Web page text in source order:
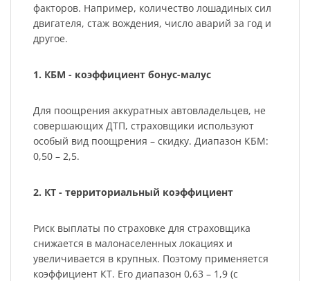
факторов. Например, количество лошадиных сил
двигателя, стаж вождения, число аварий за год и
другое.
1. КБМ - коэффициент бонус-малус
Для поощрения аккуратных автовладельцев, не
совершающих ДТП, страховщики используют
особый вид поощрения – скидку. Диапазон КБМ:
0,50 – 2,5.
2. КТ - территориальный коэффициент
Риск выплаты по страховке для страховщика
снижается в малонаселенных локациях и
увеличивается в крупных. Поэтому применяется
коэффициент КТ. Его диапазон 0,63 – 1,9 (с